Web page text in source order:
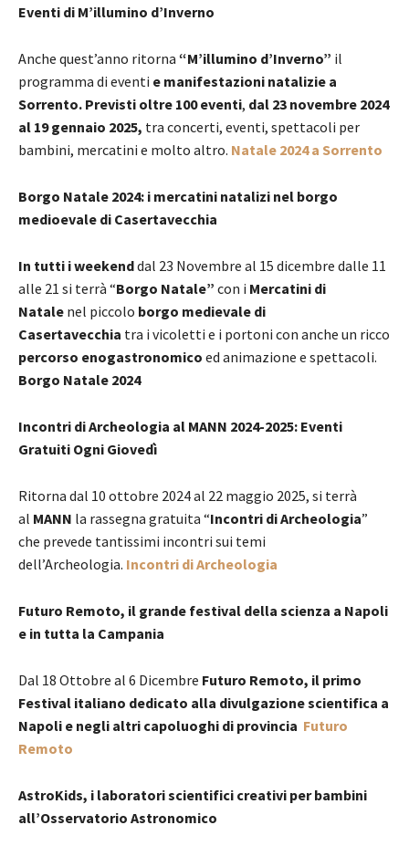
Eventi di M’illumino d’Inverno
Anche quest’anno ritorna “M’illumino d’Inverno” il
programma di eventi e manifestazioni natalizie a
Sorrento. Previsti oltre 100 eventi, dal 23 novembre 2024
al 19 gennaio 2025, tra concerti, eventi, spettacoli per
bambini, mercatini e molto altro. Natale 2024 a Sorrento
Borgo Natale 2024: i mercatini natalizi nel borgo
medioevale di Casertavecchia
In tutti i weekenddal 23 Novembre al 15 dicembre dalle 11
alle 21 si terrà “Borgo Natale” con i Mercatini di
Natale nel piccolo borgo medievale di
Casertavecchia tra i vicoletti e i portoni con anche un ricco
percorso enogastronomico ed animazione e spettacoli.
Borgo Natale 2024
Incontri di Archeologia al MANN 2024-2025: Eventi
Gratuiti Ogni Giovedì
Ritorna dal 10 ottobre 2024 al 22 maggio 2025, si terrà
al MANN la rassegna gratuita “Incontri di Archeologia”
che prevede tantissimi incontri sui temi
dell’Archeologia. Incontri di Archeologia
Futuro Remoto, il grande festival della scienza a Napoli
e in tutta la Campania
Dal 18 Ottobre al 6 Dicembre Futuro Remoto, il primo
Festival italiano dedicato alla divulgazione scientifica a
Napoli e negli altri capoluoghi di provincia Futuro
Remoto
AstroKids, i laboratori scientifici creativi per bambini
all’Osservatorio Astronomico